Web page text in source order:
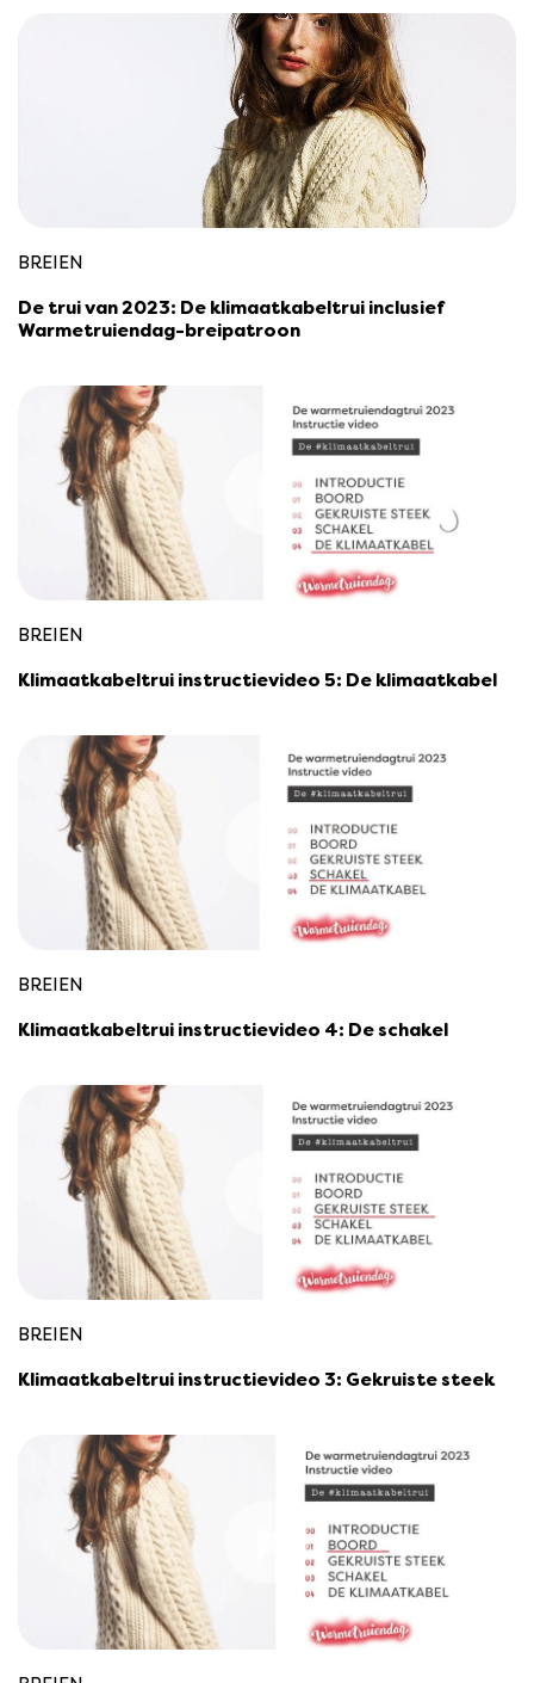
BREIEN
De trui van 2023: De klimaatkabeltrui inclusief
Warmetruiendag-breipatroon
BREIEN
Klimaatkabeltrui instructievideo 5: De klimaatkabel
BREIEN
Klimaatkabeltrui instructievideo 4: De schakel
BREIEN
Klimaatkabeltrui instructievideo 3: Gekruiste steek